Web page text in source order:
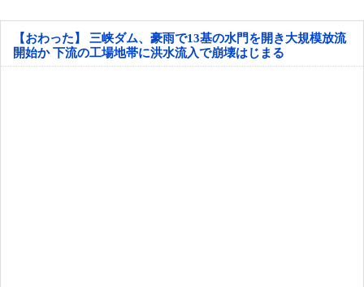
【おわった】 三峡ダム、豪雨で13基の水門を開き大規模放流
開始か 下流の工場地帯に洪水流入で崩壊はじまる